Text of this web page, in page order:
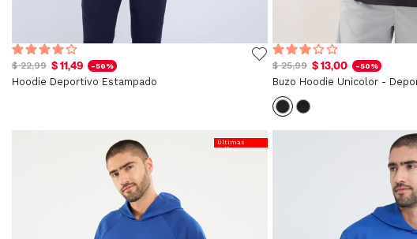
$ 22,99 $ 11,49 -50%
Hoodie Deportivo Estampado
$ 25,99 $ 13,00 -50%
Buzo Hoodie Unicolor -
Últimas
Tallas